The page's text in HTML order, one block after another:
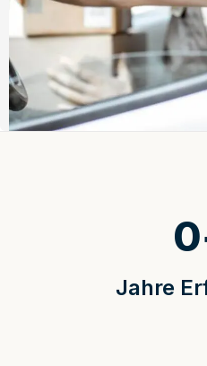
Jahre
0